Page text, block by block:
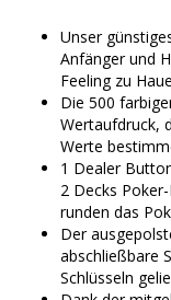
Unser
Anfänger und
Feeling zu
Die 500
Wertaufdruck,
Werte
1 Dealer
2 Decks
runden das
Der
abschließbare
Schlüsseln